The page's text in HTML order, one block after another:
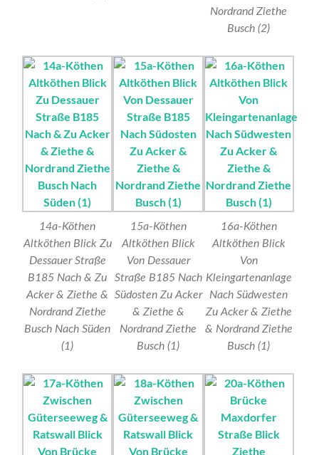
Nordrand Ziethe
Busch (2)
14a-Köthen
Altköthen Blick Zu
Dessauer Straße
B185 Nach & Zu
Acker & Ziethe &
Nordrand Ziethe
Busch Nach Süden
(1)
15a-Köthen
Altköthen Blick
Von Dessauer
Straße B185 Nach
Südosten Zu Acker
& Ziethe &
Nordrand Ziethe
Busch (1)
16a-Köthen
Altköthen Blick
Von
Kleingartenanlage
Nach Südwesten
Zu Acker & Ziethe
& Nordrand Ziethe
Busch (1)